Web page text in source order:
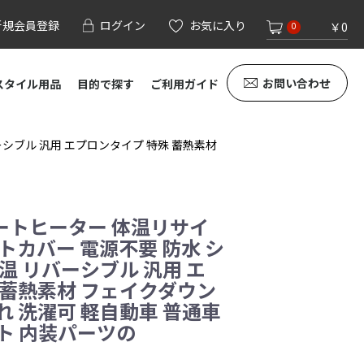
会員登録 ログイン お気に入り 0 ￥0
タイル用品 目的で探す ご利用ガイド お問い合わせ
ブル 汎用 エプロンタイプ 特殊 蓄熱素材
ヒーター 体温リサイ
カバー 電源不要 防水 シ
リバーシブル 汎用 エ
熱素材 フェイクダウン
洗濯可 軽自動車 普通車
内装パーツの